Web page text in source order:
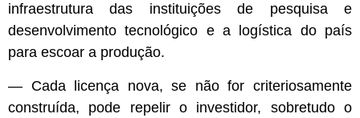
infraestrutura das instituições de pesquisa e
desenvolvimento tecnológico e a logística do país
para escoar a produção.
— Cada licença nova, se não for criteriosamente
construída, pode repelir o investidor, sobretudo o